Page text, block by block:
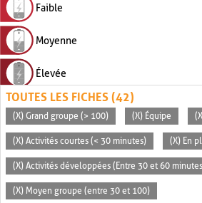
Faible
Moyenne
Élevée
TOUTES LES FICHES (42)
(X) Grand groupe (> 100) (X) Équipe
(X) Activités courtes (< 30 minutes) (X) En
(X) Activités développées (Entre 30 et 60
(X) Moyen groupe (entre 30 et 100)